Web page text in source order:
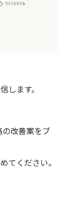
します。
改善案をブ
てください。